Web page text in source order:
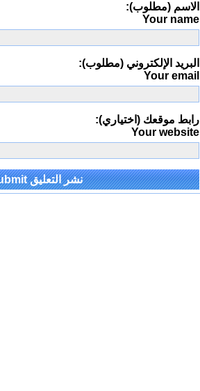
الاسم (مطلوب):
Your name
البريد الإلكتروني (مطلوب):
Your email
رابط موقعك (اختياري):
Your website
Alternative: